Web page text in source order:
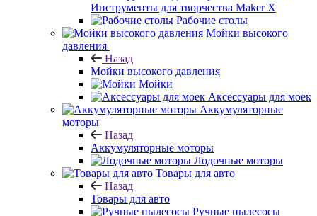
Инструменты для творчества Maker X
Рабочие столы
Мойки высокого
давления
Назад
Мойки высокого давления
Мойки
Аксессуары для моек
Аккумуляторные
моторы
Назад
Аккумуляторные моторы
Лодочные моторы
Товары для авто
Назад
Товары для авто
Ручные пылесосы